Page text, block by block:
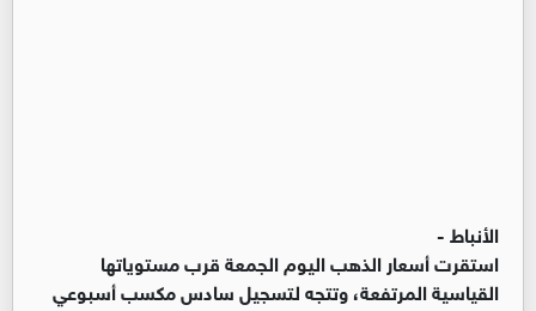
الأنباط -
استقرت أسعار الذهب اليوم الجمعة قرب مستوياتها
القياسية المرتفعة، وتتجه لتسجيل سادس مكسب أسبوعي